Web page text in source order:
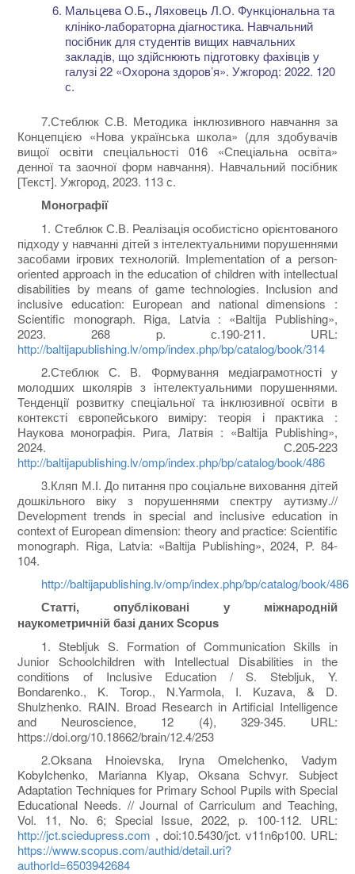
Мальцева О.Б.,Ляховець Л.О. Функціональна та
клініко-лабораторна діагностика. Навчальний
посібник для студентів вищих навчальних
закладів, що здійснюють підготовку фахівців у
галузі 22 «Охорона здоров’я». Ужгород: 2022. 120
с.
7.Стеблюк С.В. Методика інклюзивного навчання за
Концепцією «Нова українська школа» (для здобувачів
вищої освіти спеціальності 016 «Спеціальна освіта»
денної та заочної форм навчання). Навчальний посібник
[Текст]. Ужгород, 2023. 113 с.
Монографії
1. Стеблюк С.В. Реалізація особистісно орієнтованого
підходу у навчанні дітей з інтелектуальними порушеннями
засобами ігрових технологій. Implementation of a person-
oriented approach in the education of children with intellectual
disabilities by means of game technologies. Inclusion and
inclusive education: European and national dimensions :
Scientific monograph. Riga, Latvia : «Baltija Publishing»,
2023. 268 p. с.190-211. URL:
http://baltijapublishing.lv/omp/index.php/bp/catalog/book/314
2.Стеблюк С. В. Формування медіаграмотності у
молодших школярів з інтелектуальними порушеннями.
Тенденції розвитку спеціальної та інклюзивної освіти в
контексті європейського виміру: теорія і практика :
Наукова монографія. Рига, Латвія : «Baltija Publishing»,
2024. С.205-223
http://baltijapublishing.lv/omp/index.php/bp/catalog/book/486
3.Кляп М.І. До питання про соціальне виховання дітей
дошкільного віку з порушеннями спектру аутизму.//
Development trends in special and inclusive education in
context of European dimension: theory and practice: Scientific
monograph. Riga, Latvia: «Baltija Publishing», 2024, P. 84-
104.
http://baltijapublishing.lv/omp/index.php/bp/catalog/book/486
Статті, опубліковані у міжнародній
наукометричній базі даних Scopus
1. Stebljuk S. Formation of Communication Skills in
Junior Schoolchildren with Intellectual Disabilities in the
conditions of Inclusive Education / S. Stebljuk, Y.
Bondarenko., K. Torop., N.Yarmola, I. Kuzava, & D.
Shulzhenko. RAIN. Broad Research in Artificial Intelligence
and Neuroscience, 12 (4), 329-345. URL:
https://doi.org/10.18662/brain/12.4/253
2.Oksana Hnoievska, Iryna Omelchenko, Vadym
Kobylchenko, Marianna Klyap, Oksana Schvyr. Subject
Adaptation Techniques for Primary School Pupils with Special
Educational Needs. // Journal of Carriculum and Teaching,
Vol. 11, No. 6; Special Issue, 2022, p. 100-112. URL:
http://jct.sciedupress.com , doi:10.5430/jct. v11n6p100. URL:
https://www.scopus.com/authid/detail.uri?
authorId=6503942684